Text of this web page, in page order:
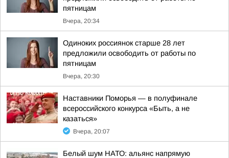
пятницам
Вчера, 20:34
Одиноких россиянок старше 28 лет
предложили освободить от работы по
пятницам
Вчера, 20:30
Наставники Поморья — в полуфинале
всероссийского конкурса «Быть, а не
казаться»
Вчера, 20:07
Белый шум НАТО: альянс напрямую